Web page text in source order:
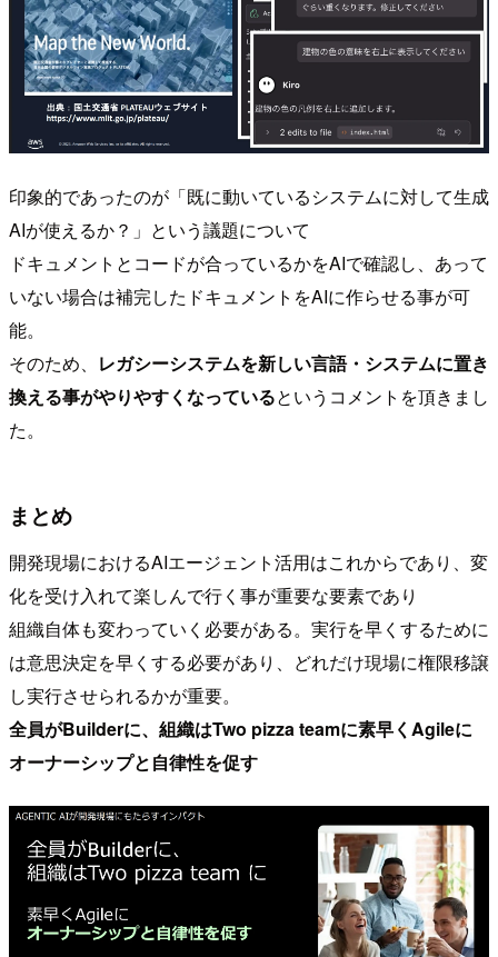
印象的であったのが「既に動いているシステムに対して生成
AIが使えるか？」という議題について
ドキュメントとコードが合っているかをAIで確認し、あって
いない場合は補完したドキュメントをAIに作らせる事が可
能。
そのため、 レガシーシステムを新しい言語・システムに置き
換える事がやりやすくなっているというコメントを頂きまし
た。
まとめ
開発現場におけるAIエージェント活用はこれからであり、変
化を受け入れて楽しんで行く事が重要な要素であり
組織自体も変わっていく必要がある。実行を早くするために
は意思決定を早くする必要があり、どれだけ現場に権限移譲
し実行させられるかが重要。
全員がBuilderに、組織はTwo pizza teamに素早くAgileに
オーナーシップと自律性を促す